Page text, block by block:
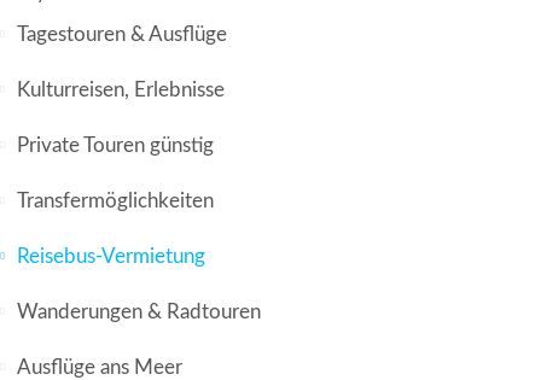
Tagestouren & Ausflüge
Kulturreisen, Erlebnisse
Private Touren günstig
Transfermöglichkeiten
Reisebus-Vermietung
Wanderungen & Radtouren
Ausflüge ans Meer